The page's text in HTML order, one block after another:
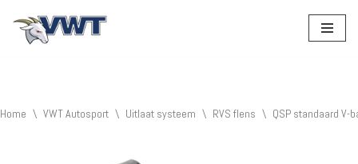
Home \ VWT Autosport \ Uitlaat systeem \ RVS flens \ QSP standaard V-